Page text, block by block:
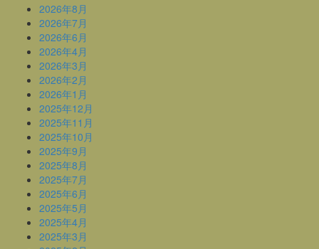
2026年8月
2026年7月
2026年6月
2026年4月
2026年3月
2026年2月
2026年1月
2025年12月
2025年11月
2025年10月
2025年9月
2025年8月
2025年7月
2025年6月
2025年5月
2025年4月
2025年3月